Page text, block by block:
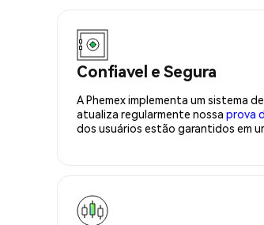
Confiavel e Segura
A Phemex implementa um sistema
atualiza regularmente nossa prova
dos usuários estão garantidos em